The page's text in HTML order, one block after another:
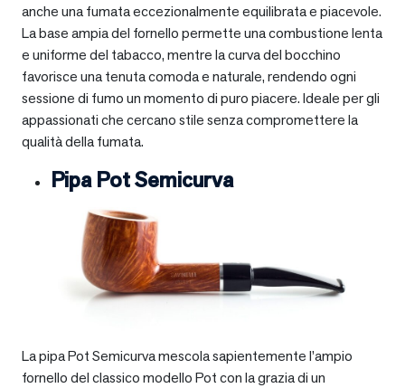
anche una fumata eccezionalmente equilibrata e piacevole.
La base ampia del fornello permette una combustione lenta
e uniforme del tabacco, mentre la curva del bocchino
favorisce una tenuta comoda e naturale, rendendo ogni
sessione di fumo un momento di puro piacere. Ideale per gli
appassionati che cercano stile senza compromettere la
qualità della fumata.
Pipa Pot Semicurva
La pipa Pot Semicurva mescola sapientemente l’ampio
fornello del classico modello Pot con la grazia di un